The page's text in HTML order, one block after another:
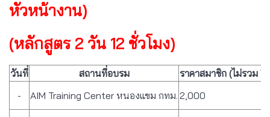
หัวหน้างาน)
(หลักสูตร 2 วัน 12 ชั่วโมง)
วันที่ สถานที่อบรม
ราคาสมาชิก (ไม่รวม
-
AIM Training Center หนองแขม กทม. 2,000